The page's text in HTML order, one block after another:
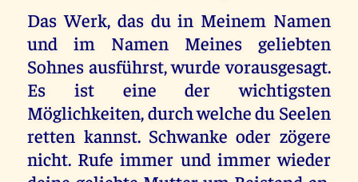
Das Werk, das du in Meinem Namen
und im Namen Meines geliebten
Sohnes ausführst, wurde vorausgesagt.
Es ist eine der wichtigsten
Möglichkeiten, durch welche du Seelen
retten kannst. Schwanke oder zögere
nicht. Rufe immer und immer wieder